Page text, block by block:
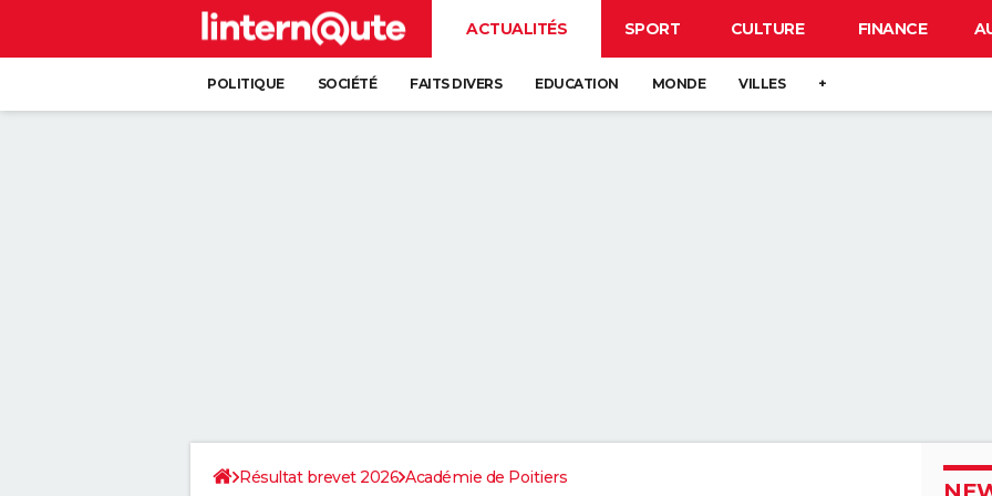
ACTUALITÉS SPORT CULTURE FINANCE
POLITIQUE SOCIÉTÉ FAITS DIVERS EDUCATION MONDE VILLES +
Résultat brevet 2026 Académie de Poitiers